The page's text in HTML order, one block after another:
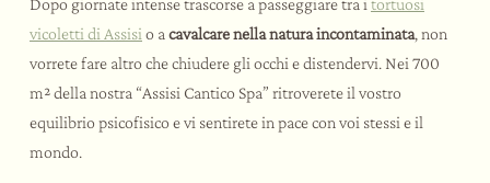
Assisi e dintorni
vicoletti di Assisi o acavalcare nella natura incontaminata, non
vorrete fare altro che chiudere gli occhi e distendervi. Nei 700
m² della nostra “Assisi Cantico Spa” ritroverete il vostro
equilibrio psicofisico e vi sentirete in pace con voi stessi e il
mondo.